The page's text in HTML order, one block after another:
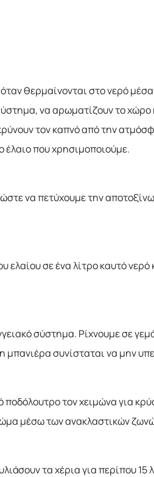
θερμαίνονται στο νερό
να αρωματίζουν το
τον καπνό από την
έλαιο που χρησιμοποιούμε.
να πετύχουμε την
σε ένα λίτρο καυτό νερό
σύστημα. Ρίχνουμε σε
συνίσταται να μην
τον χειμώνα για
μέσω των ανακλαστικών
τα χέρια για περίπου 15